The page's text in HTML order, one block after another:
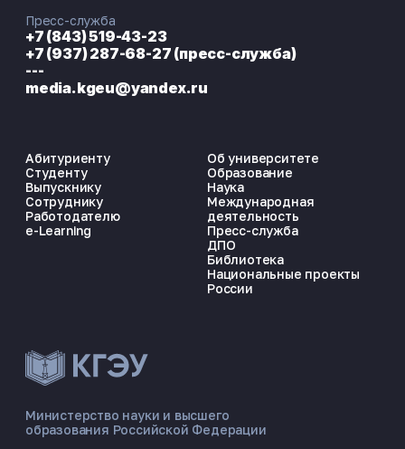
ЭНЕРГОКОД — ПОМОЩНИК КГЭУ
📋 Приёмная комиссия
Министерство науки и высшего
образования Российской Федерации
Абитуриенту
Студенту
Выпускнику
Сотруднику
Работодателю
e-Learning
Об университете
Образование
Наука
Международная
деятельность
Пресс-служба
ДПО
Библиотека
Национальные проекты
России
Пресс-служба
+7 (843) 519-43-23
+7 (937) 287-68-27 (пресс-служба)
---
media.kgeu@yandex.ru